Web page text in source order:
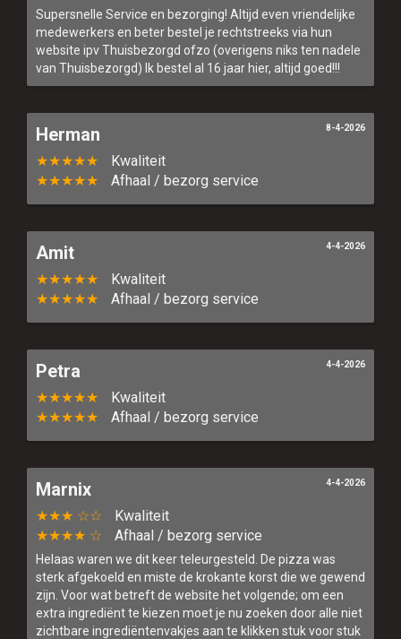
Supersnelle Service en bezorging! Altijd even vriendelijke
medewerkers en beter bestel je rechtstreeks via hun
website ipv Thuisbezorgd ofzo (overigens niks ten nadele
van Thuisbezorgd) Ik bestel al 16 jaar hier, altijd goed!!!
Herman
★★★★★
Kwaliteit
★★★★★
Afhaal / bezorg service
8-4-2026
Amit
★★★★★
Kwaliteit
★★★★★
Afhaal / bezorg service
4-4-2026
Petra
★★★★★
Kwaliteit
★★★★★
Afhaal / bezorg service
4-4-2026
Marnix
★★★ ☆☆
Kwaliteit
★★★★ ☆
Afhaal / bezorg service
Helaas waren we dit keer teleurgesteld. De pizza was
sterk afgekoeld en miste de krokante korst die we gewend
zijn. Voor wat betreft de website het volgende; om een
extra ingrediënt te kiezen moet je nu zoeken door alle niet
zichtbare ingrediëntenvakjes aan te klikken stuk voor stuk
4-4-2026